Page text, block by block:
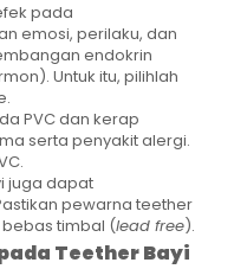
pada
emosi, perilaku, dan
endokrin
Untuk itu, pilihlah
PVC dan kerap
serta penyakit alergi.
juga dapat
pewarna teether
timbal (lead free).
Teether Bayi